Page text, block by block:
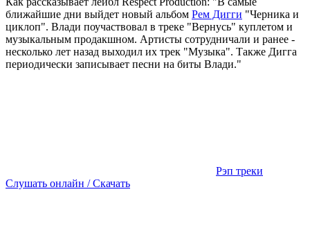
ближайшие дни выйдет новый альбом Рем Дигги "Черника и
циклоп". Влади поучаствовал в треке "Вернусь" куплетом и
музыкальным продакшном. Артисты сотрудничали и ранее -
несколько лет назад выходил их трек "Музыка". Также Дигга
периодически записывает песни на биты Влади."
Рэп треки
Слушать онлайн / Скачать